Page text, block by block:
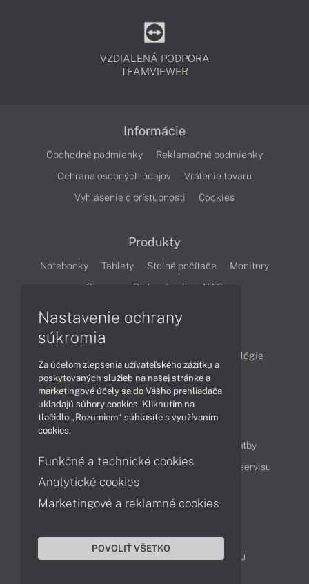
VZDIALENÁ PODPORA
TEAMVIEWER
Informácie
Obchodné podmienky
Reklamačné podmienky
Ochrana osobných údajov
Vrátenie tovaru
Vyhlásenie o prístupnosti
Cookies
Produkty
Notebooky Tablety Stolné počítače
Monitory
Servery
Diskové polia a NAS
Technológie
Videá
Obsah
Možnosti doručenia a platby
Podpora a servis
Servisné služby Cenník servisu
Kontakty
043 4224 771
Obchodné oddelenie
Reklamácia tovaru
Nastavenie ochrany
súkromia
Za účelom zlepšenia užívateľského zážitku a
poskytovaných služieb na našej stránke a
marketingové účely sa do Vášho prehliadača
ukladajú súbory cookies. Kliknutím na
tlačidlo „Rozumiem“ súhlasíte s využívaním
cookies.
Funkčné a technické cookies
Analytické cookies
Marketingové a reklamné cookies
POVOLIŤ VŠETKO